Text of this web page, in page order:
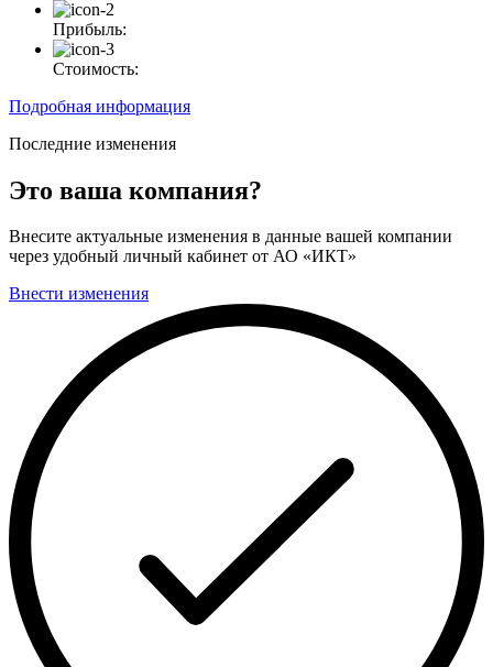
Прибыль:
Стоимость:
Подробная информация
Последние изменения
Это ваша компания?
Внесите актуальные изменения в данные вашей компании
через удобный личный кабинет от АО «ИКТ»
Внести изменения